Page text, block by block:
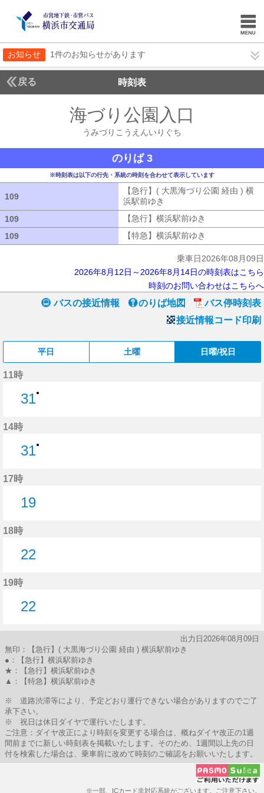
お知らせ 1件のお知らせがあります
戻る 時刻表
海づり公園入口
うみづりこうえんいりぐち
のりば 3
※時刻表は以下の行先・系統の時刻を合わせて表示しています
109
【急行】( 大黒海づり公園 経由 ) 横
浜駅前ゆき
109
【急行】横浜駅前ゆき
109
【特急】横浜駅前ゆき
乗車日2026年08月09日
2026年8月12日～2026年8月14日の時刻表はこちら
時刻のお問い合わせはこちらへ
バスの接近情報 のりば地図
バス停時刻表
接近情報コード印刷
平日 土曜 日曜/祝日
11時
31●
14時
31●
17時
19
18時
22
19時
22
出力日2026年08月09日
無印：【急行】( 大黒海づり公園 経由 ) 横浜駅前ゆき
●：【急行】横浜駅前ゆき
★：【急行】横浜駅前ゆき
▲：【特急】横浜駅前ゆき
※ 道路渋滞等により、予定どおり運行できない場合がありますのでご了
承下さい。
※ 祝日は休日ダイヤで運行いたします。
ご注意：ダイヤ改正により時刻を変更する場合は、概ねダイヤ改正の1週
間前までに新しい時刻表を掲載いたします。そのため、1週間以上先の日
付を検索した場合は、乗車前に改めて時刻のご確認をお願いいたします。
※一部、ICカード非対応系統がございます。ご注意下さい。